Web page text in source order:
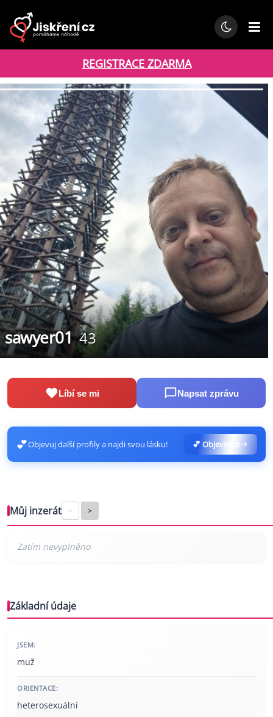
REGISTRACE ZDARMA
sawyer01 43
Líbí se mi Napsat zprávu
💕Objevuj další profily a najdi svou lásku! 💕 Objevovat
Můj inzerát < >
Základní údaje
JSEM:
muž
ORIENTACE:
heterosexuální